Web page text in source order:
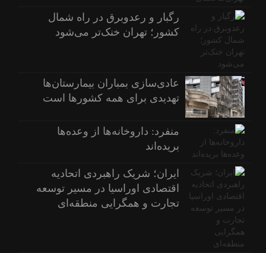
رگبار و رعدوبرق در راه شمال
کشور؛ تهران خنک‌تر می‌شود
عادی‌سازی بمباران بیمارستان‌ها
تهدیدی برای همه کشورها است
منفرد: داروخانه‌ها از وعده‌ها
بریده‌اند
ایران؛ شریک راهبردی اتحادیه
اقتصادی اوراسیا در مسیر توسعه
تجارت و همگرایی منطقه‌ای